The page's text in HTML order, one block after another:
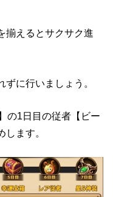
揃えるとサクサク進
に行いましょう。
の1日目の従者【ビー
ます。